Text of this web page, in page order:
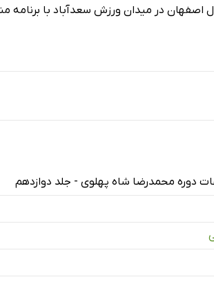
اصفهان در میدان ورزش سعدآباد با برنامه
دوره محمدرضا شاه پهلوی - جلد دوازدهم